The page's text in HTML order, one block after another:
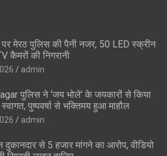
पर मेरठ पुलिस की पैनी नजर, 50 LED स्क्रीन
कैमरों की निगरानी
admin
पुलिस ने ‘जय भोले’ के जयकारों से किया
पुष्पवर्षा से भक्तिमय हुआ माहौल
admin
दुकानदार से 5 हजार मांगने का आरोप, वीडियो